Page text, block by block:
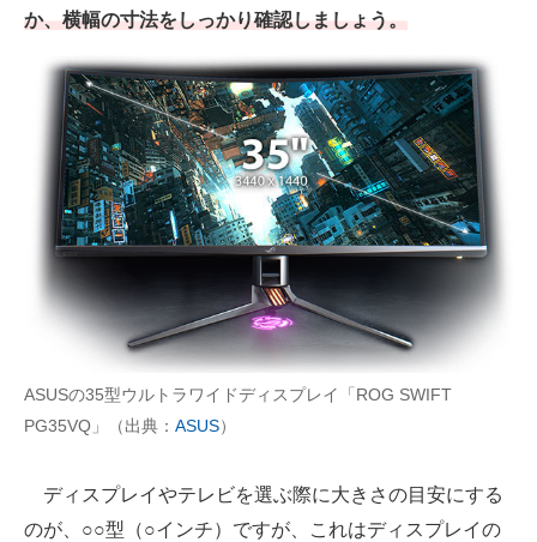
か、横幅の寸法をしっかり確認しましょう。
ASUSの35型ウルトラワイドディスプレイ「ROG SWIFT
PG35VQ」（出典： ASUS）
ディスプレイやテレビを選ぶ際に大きさの目安にする
のが、○○型（○インチ）ですが、これはディスプレイの